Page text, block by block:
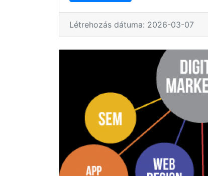
Létrehozás dátuma: 2026-03-07